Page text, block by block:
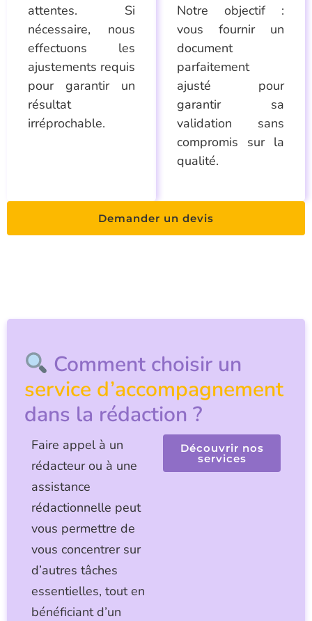
attentes. Si
nécessaire, nous
effectuons les
ajustements requis
pour garantir un
résultat
irréprochable.
Notre objectif :
vous fournir un
document
parfaitement
ajusté pour
garantir sa
validation sans
compromis sur la
qualité.
Demander un devis
Comment choisir un
service d’accompagnement
dans la rédaction ?
Faire appel à un
rédacteur ou à une
assistance
rédactionnelle peut
vous permettre de
vous concentrer sur
d’autres tâches
essentielles, tout en
bénéficiant d’un
Découvrir nos
services